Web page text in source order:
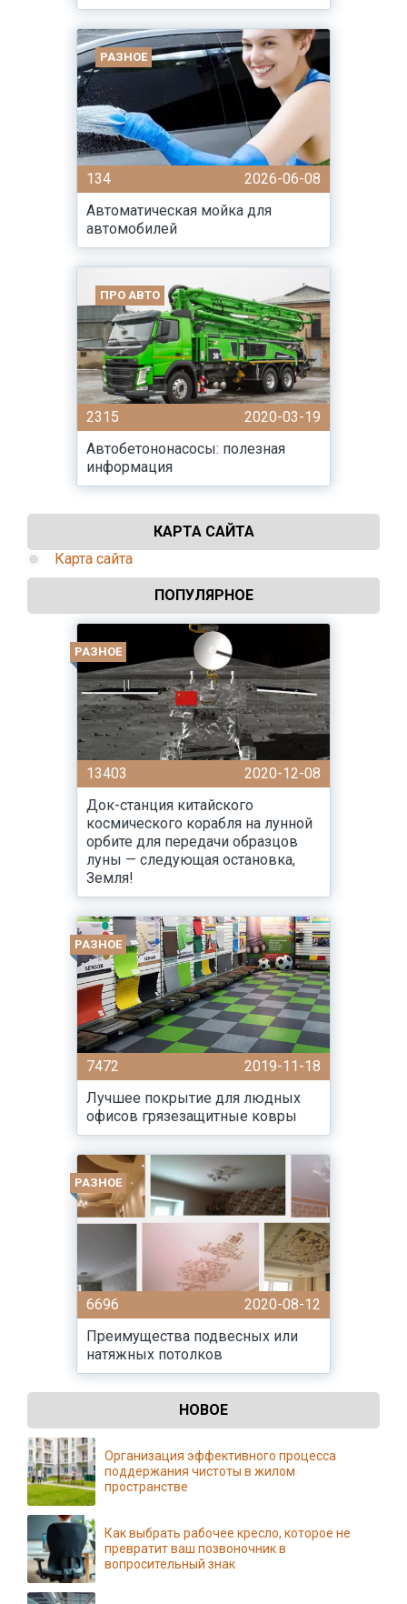
РАЗНОЕ
134
2026-06-08
Автоматическая мойка для
автомобилей
ПРО АВТО
2315
2020-03-19
Автобетононасосы: полезная
информация
КАРТА САЙТА
Карта сайта
ПОПУЛЯРНОЕ
РАЗНОЕ
13403
2020-12-08
Док-станция китайского
космического корабля на лунной
орбите для передачи образцов
луны — следующая остановка,
Земля!
РАЗНОЕ
7472
2019-11-18
Лучшее покрытие для людных
офисов грязезащитные ковры
РАЗНОЕ
6696
2020-08-12
Преимущества подвесных или
натяжных потолков
НОВОЕ
Организация эффективного процесса
поддержания чистоты в жилом
пространстве
Как выбрать рабочее кресло, которое не
превратит ваш позвоночник в
вопросительный знак